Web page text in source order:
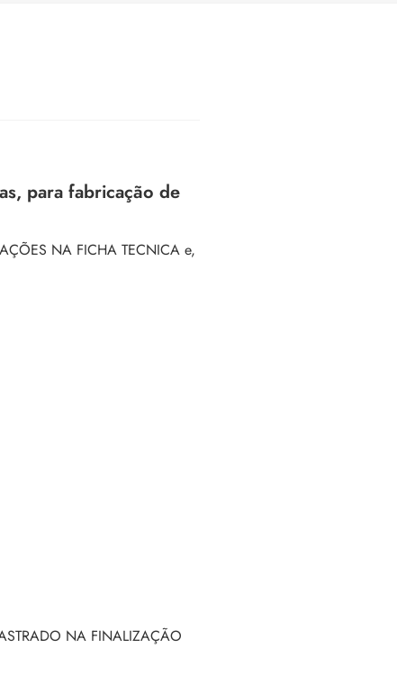
para fabricação de
NA FICHA TECNICA e,
NA FINALIZAÇÃO